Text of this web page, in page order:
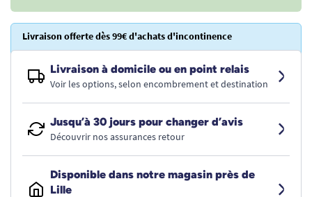
Livraison offerte dès 99€ d'achats d'incontinence
Livraison à domicile ou en point relais
Voir les options, selon encombrement et destination
Jusqu’à 30 jours pour changer d’avis
Découvrir nos assurances retour
Disponible dans notre magasin près de
Lille